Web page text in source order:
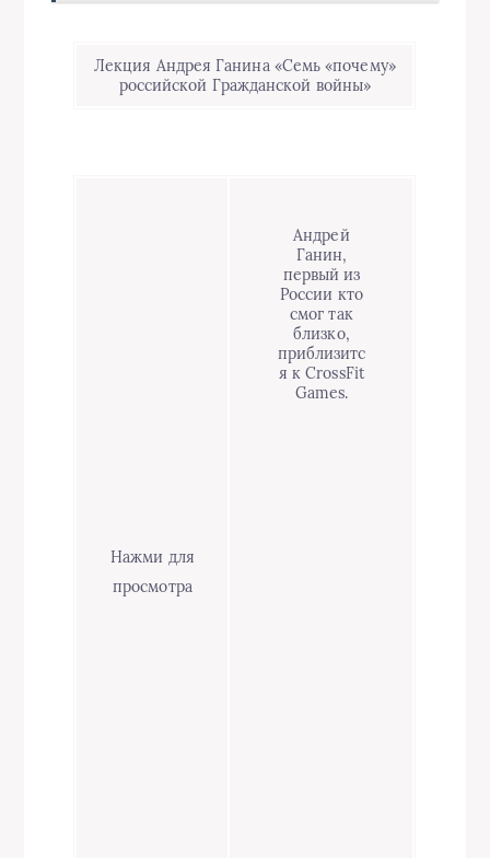
Лекция Андрея Ганина «Семь «почему»
российской Гражданской войны»
Нажми для
просмотра
Андрей
Ганин,
первый из
России кто
смог так
близко,
приблизитс
я к CrossFit
Games.